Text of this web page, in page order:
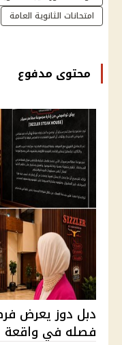
امتحانات الثانوية العامة
محتوى مدفوع
دبل دوز يعرض
فصله في واقعة